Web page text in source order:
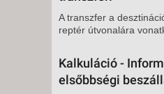
A transzfer a
reptér útvonalára
Kalkuláció -
elsőbbségi